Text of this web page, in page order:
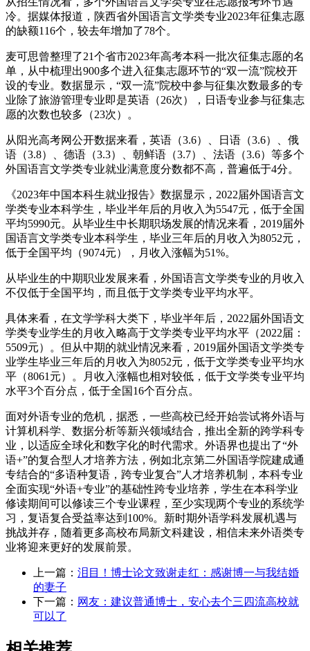
冷。据媒体报道，陕西省外国语言文学类专业2023年征集志愿
的缺额116个，较去年增加了78个。
麦可思曾整理了21个省市2023年高考本科一批次征集志愿的名
单，从中梳理出900多个进入征集志愿环节的“双一流”院校开
设的专业。数据显示，“双一流”院校中参与征集次数最多的专
业除了旅游管理专业即是英语（26次），日语专业参与征集志
愿的次数也较多（23次）。
从阳光高考网公开数据来看，英语（3.6）、日语（3.6）、俄
语（3.8）、德语（3.3）、朝鲜语（3.7）、法语（3.6）等多个
外国语言文学类专业就业满意度分数都不高，普遍低于4分。
《2023年中国本科生就业报告》数据显示，2022届外国语言文
学类专业本科学生，毕业半年后的月收入为5547元，低于全国
平均5990元。从毕业生中长期职场发展的情况来看，2019届外
国语言文学类专业本科学生，毕业三年后的月收入为8052元，
低于全国平均（9074元），月收入涨幅为51%。
从毕业生的中期职业发展来看，外国语言文学类专业的月收入
不仅低于全国平均，而且低于文学类专业平均水平。
具体来看，在文学学科大类下，毕业半年后，2022届外国语文
学类专业学生的月收入略高于文学类专业平均水平（2022届：
5509元）。但从中期的就业情况来看，2019届外国语文学类专
业学生毕业三年后的月收入为8052元，低于文学类专业平均水
平（8061元）。月收入涨幅也相对较低，低于文学类专业平均
水平3个百分点，低于全国16个百分点。
面对外语专业的危机，据悉，一些高校已经开始尝试将外语与
计算机科学、数据分析等新兴领域结合，推出全新的跨学科专
业，以适应全球化和数字化的时代需求。外语界也提出了“外
语+”的复合型人才培养方法，例如北京第二外国语学院建成通
专结合的“多语种复语，跨专业复合”人才培养机制，本科专业
全面实现“外语+专业”的基础性跨专业培养，学生在本科学业
修读期间可以修读三个专业课程，至少实现两个专业的系统学
习，复语复合受益率达到100%。新时期外语学科发展机遇与
挑战并存，随着更多高校布局新文科建设，相信未来外语类专
业将迎来更好的发展前景。
上一篇： 泪目！博士论文致谢走红：感谢博一与我结婚
的妻子
下一篇： 网友：建议普通博士，安心去个三四流高校就
可以了